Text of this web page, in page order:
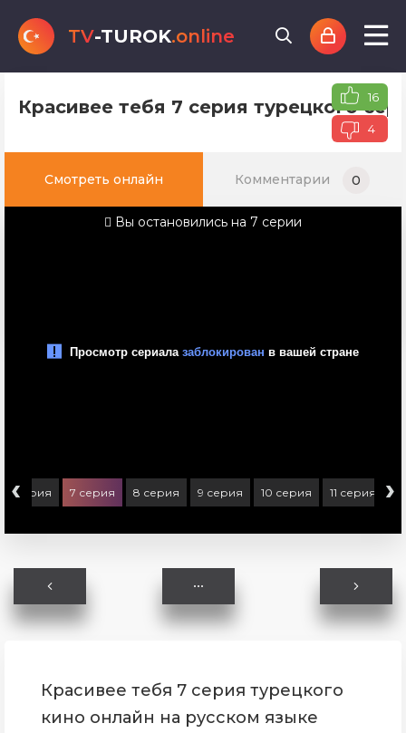
TV-TUROK.online
Красивее тебя 7 серия турецкого 16
4
Смотреть онлайн Комментарии 0
Вы остановились на 7 серии
‹
6 серия 7 серия 8 серия 9 серия 10 серия 11 серия ›
Красивее тебя 7 серия турецкого
кино онлайн на русском языке